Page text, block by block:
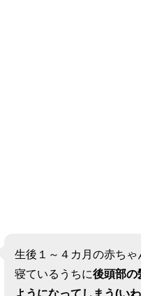
生後１～４カ月の赤ち
寝ているうちに後頭部の
ようになってしまう(い